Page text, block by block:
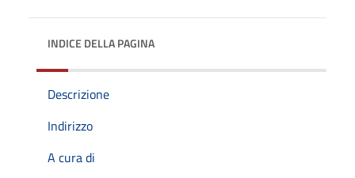
INDICE DELLA PAGINA
Descrizione
Indirizzo
A cura di